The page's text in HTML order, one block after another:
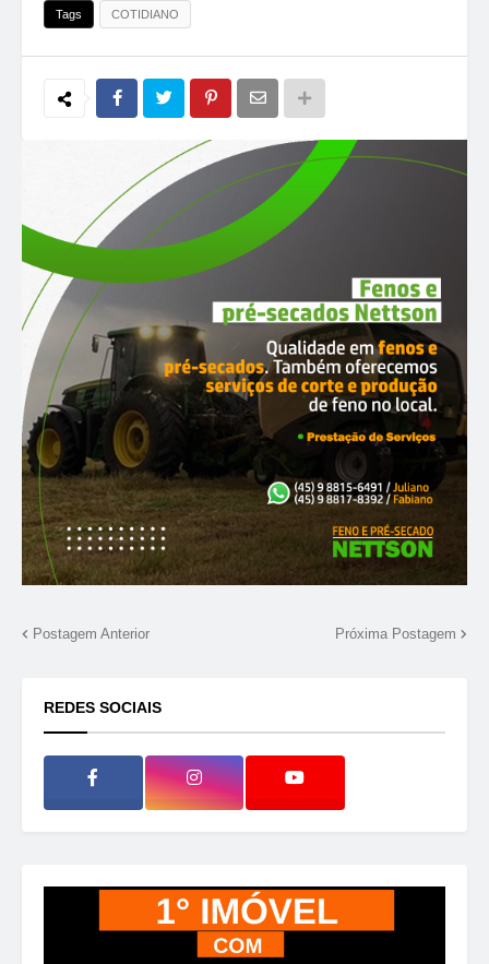
Tags COTIDIANO
Postagem Anterior Próxima Postagem
REDES SOCIAIS